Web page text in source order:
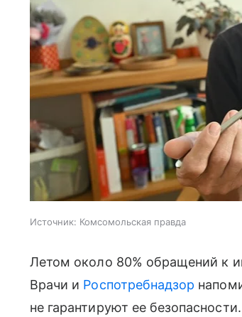
Источник: Комсомольская правда
Летом около 80% обращений к
Врачи и Роспотребнадзор
не гарантируют ее безопасности.